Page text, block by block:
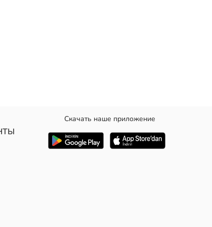
брюки с эластичным поясом.
Скачать наше приложение